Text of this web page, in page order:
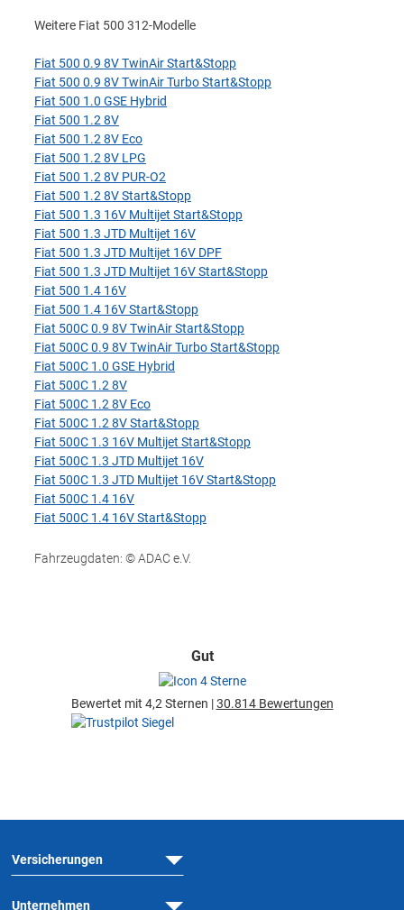
Weitere Fiat 500 312-Modelle
Fiat 500 0.9 8V TwinAir Start&Stopp
Fiat 500 0.9 8V TwinAir Turbo Start&Stopp
Fiat 500 1.0 GSE Hybrid
Fiat 500 1.2 8V
Fiat 500 1.2 8V Eco
Fiat 500 1.2 8V LPG
Fiat 500 1.2 8V PUR-O2
Fiat 500 1.2 8V Start&Stopp
Fiat 500 1.3 16V Multijet Start&Stopp
Fiat 500 1.3 JTD Multijet 16V
Fiat 500 1.3 JTD Multijet 16V DPF
Fiat 500 1.3 JTD Multijet 16V Start&Stopp
Fiat 500 1.4 16V
Fiat 500 1.4 16V Start&Stopp
Fiat 500C 0.9 8V TwinAir Start&Stopp
Fiat 500C 0.9 8V TwinAir Turbo Start&Stopp
Fiat 500C 1.0 GSE Hybrid
Fiat 500C 1.2 8V
Fiat 500C 1.2 8V Eco
Fiat 500C 1.2 8V Start&Stopp
Fiat 500C 1.3 16V Multijet Start&Stopp
Fiat 500C 1.3 JTD Multijet 16V
Fiat 500C 1.3 JTD Multijet 16V Start&Stopp
Fiat 500C 1.4 16V
Fiat 500C 1.4 16V Start&Stopp
Fahrzeugdaten: © ADAC e.V.
Gut
Bewertet mit 4,2 Sternen |30.814 Bewertungen
Versicherungen
Unternehmen